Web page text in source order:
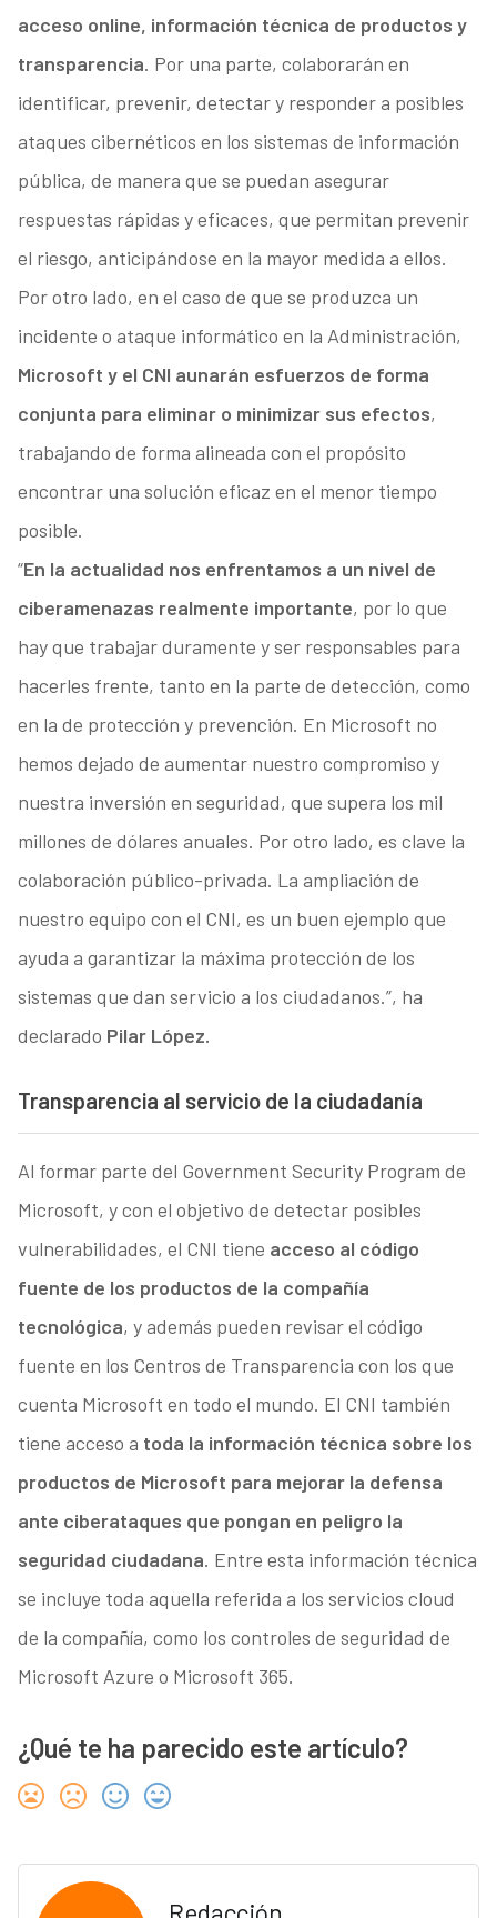
acceso online, información técnica de productos y
transparencia. Por una parte, colaborarán en
identificar, prevenir, detectar y responder a posibles
ataques cibernéticos en los sistemas de información
pública, de manera que se puedan asegurar
respuestas rápidas y eficaces, que permitan prevenir
el riesgo, anticipándose en la mayor medida a ellos.
Por otro lado, en el caso de que se produzca un
incidente o ataque informático en la Administración,
Microsoft y el CNI aunarán esfuerzos de forma
conjunta para eliminar o minimizar sus efectos,
trabajando de forma alineada con el propósito
encontrar una solución eficaz en el menor tiempo
posible.
“En la actualidad nos enfrentamos a un nivel de
ciberamenazas realmente importante, por lo que
hay que trabajar duramente y ser responsables para
hacerles frente, tanto en la parte de detección, como
en la de protección y prevención. En Microsoft no
hemos dejado de aumentar nuestro compromiso y
nuestra inversión en seguridad, que supera los mil
millones de dólares anuales. Por otro lado, es clave la
colaboración público-privada. La ampliación de
nuestro equipo con el CNI, es un buen ejemplo que
ayuda a garantizar la máxima protección de los
sistemas que dan servicio a los ciudadanos.”, ha
declarado Pilar López.
Transparencia al servicio de la ciudadanía
Al formar parte del Government Security Program de
Microsoft, y con el objetivo de detectar posibles
vulnerabilidades, el CNI tiene acceso al código
fuente de los productos de la compañía
tecnológica, y además pueden revisar el código
fuente en los Centros de Transparencia con los que
cuenta Microsoft en todo el mundo. El CNI también
tiene acceso a toda la información técnica sobre los
productos de Microsoft para mejorar la defensa
ante ciberataques que pongan en peligro la
seguridad ciudadana. Entre esta información técnica
se incluye toda aquella referida a los servicios cloud
de la compañía, como los controles de seguridad de
Microsoft Azure o Microsoft 365.
¿Qué te ha parecido este artículo?